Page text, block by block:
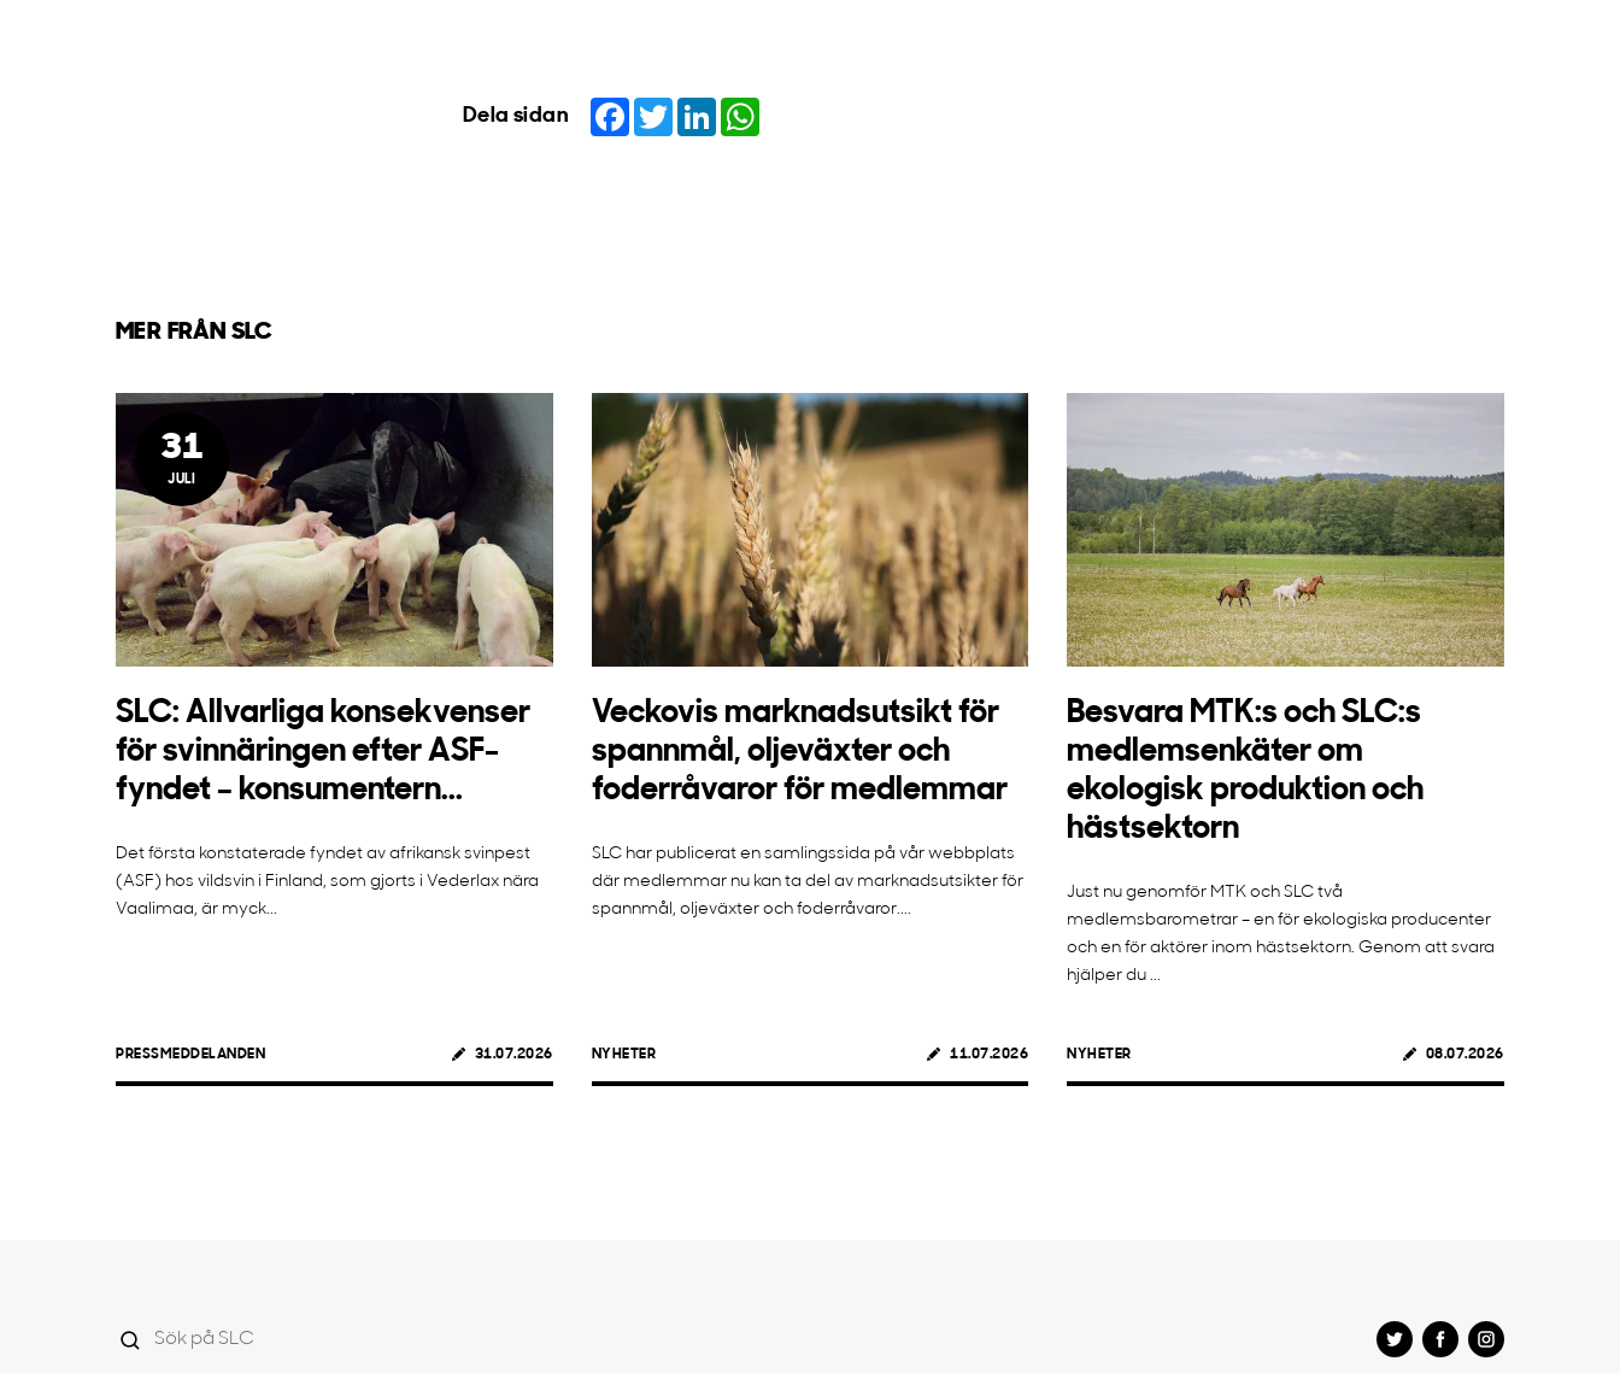
Dela sidan Facebook
TwitterLinkedIn
MER FRÅN SLC
31
JULI
SLC: Allvarliga konsekvenser
för svinnäringen efter ASF-
fyndet – konsumentern...
Det första konstaterade fyndet av afrikansk svinpest
(ASF) hos vildsvin i Finland, som gjorts i Vederlax nära
Vaalimaa, är myck...
PRESSMEDDELANDEN 31.07.2026
Veckovis marknadsutsikt för
spannmål, oljeväxter och
foderråvaror för medlemmar
SLC har publicerat en samlingssida på vår webbplats
där medlemmar nu kan ta del av marknadsutsikter för
spannmål, oljeväxter och foderråvaror....
NYHETER 11.07.2026
Besvara MTK:s och SLC:s
medlemsenkäter om
ekologisk produktion och
hästsektorn
Just nu genomför MTK och SLC två
medlemsbarometrar – en för ekologiska producenter
och en för aktörer inom hästsektorn. Genom att svara
hjälper du ...
NYHETER 08.07.2026